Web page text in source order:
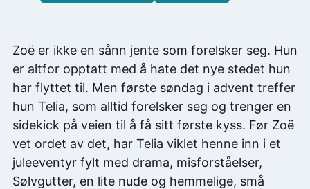
Zoë er ikke en sånn jente som forelsker seg. Hun
er altfor opptatt med å hate det nye stedet hun
har flyttet til. Men første søndag i advent treffer
hun Telia, som alltid forelsker seg og trenger en
sidekick på veien til å få sitt første kyss. Før Zoë
vet ordet av det, har Telia viklet henne inn i et
juleeventyr fylt med drama, misforståelser,
Sølvgutter, en lite nude og hemmelige, små